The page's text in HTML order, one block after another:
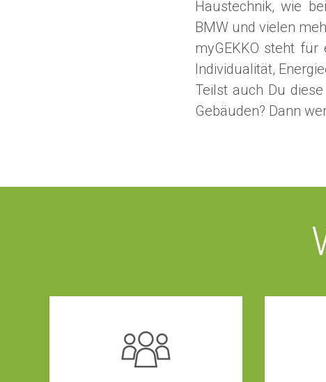
Haustechnik, wie
BMW und vielen
myGEKKO steht
Individualität,
Teilst auch Du
Gebäuden? Dann